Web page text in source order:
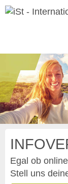
Egal ob
Stell uns